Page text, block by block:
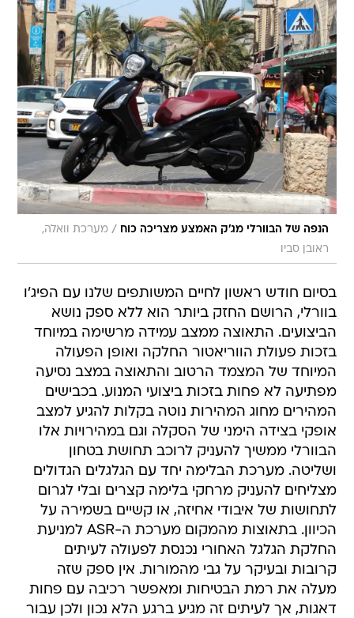
הנפה של הבוורלי מג'ק האמצע מצריכה כוח / מערכת וואלה,
ראובן סביו
בסיום חודש ראשון לחיים המשותפים שלנו עם הפיג'ו
בוורלי, הרושם החזק ביותר הוא ללא ספק נושא
הביצועים. התאוצה ממצב עמידה מרשימה במיוחד
בזכות פעולת הווריאטור החלקה ואופן הפעולה
המיוחד של המצמד הרטוב והתאוצה במצב נסיעה
מפתיעה לא פחות בזכות ביצועי המנוע. בכבישים
המהירים מחוג המהירות נוטה בקלות להגיע למצב
אופקי בצידה הימני של הסקלה וגם במהירויות אלו
הבוורלי ממשיך להעניק לרוכב תחושת בטחון
ושליטה. מערכת הבלימה יחד עם הגלגלים הגדולים
מצליחים להעניק מרחקי בלימה קצרים ובלי לגרום
לתחושות של איבודי אחיזה, או קשיים בשמירה על
הכיוון. בתאוצות מהמקום מערכת ה-ASR למניעת
החלקת הגלגל האחורי נכנסת לפעולה לעיתים
קרובות ובעיקר על גבי מהמורות. אין ספק שזה
מעלה את רמת הבטיחות ומאפשר רכיבה עם פחות
דאגות, אך לעיתים זה מגיע ברגע הלא נכון ולכן עבור